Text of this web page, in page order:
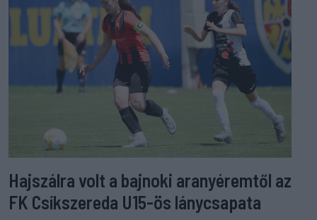
Hajszálra volt a bajnoki aranyéremtől az
FK Csíkszereda U15-ös lánycsapata